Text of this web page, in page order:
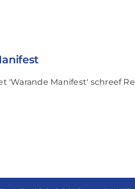
'Warande Manifest' schreef